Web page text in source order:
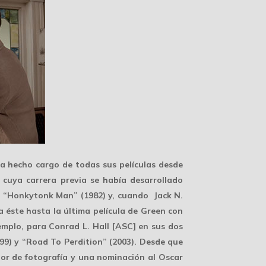
hecho cargo de todas sus películas desde
carrera previa se había desarrollado
Man” (1982) y, cuando
Jack N.
hasta la última película de Green con
para Conrad L. Hall [ASC] en sus dos
y “Road To Perdition” (2003). Desde que
de fotografía y una nominación al Oscar